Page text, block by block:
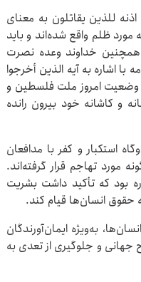
للذین یقاتلون به معنای
ظلم واقع شده‌اند و باید
همچنین خداوند وعده نصرت
با اشاره به آیه الذین أخرجوا
وضعیت امروز ملت فلسطین و
و کاشانه خود بیرون رانده
استکبار و کفر با مدافعان
مورد تهاجم قرار گرفته‌اند.
بود که تأکید داشت بشریت
حقوق انسان‌ها قیام کند.
به‌ویژه ایمان‌آورندگان
جهانی و جلوگیری از تعدی به